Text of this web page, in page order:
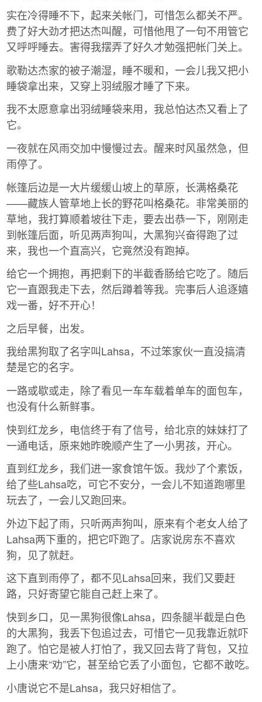
实在冷得睡不下，起来关帐门，可惜怎么都关不严。
费了好大劲才把达杰叫醒，可惜他甩了一句不用管它
又呼呼睡去。害得我摆弄了好久才勉强把帐门关上。
歌勒达杰家的被子潮湿，睡不暖和，一会儿我又把小
睡袋拿出来，又穿上羽绒服才睡了下来。
我不太愿意拿出羽绒睡袋来用，我总怕达杰又看上了
它。
一夜就在风雨交加中慢慢过去。醒来时风虽然急，但
雨停了。
帐篷后边是一大片缓缓山坡上的草原，长满格桑花
——藏族人管草地上长的野花叫格桑花。非常美丽的
草地，我打算顺着坡往下走，要去出恭一下，刚刚走
到帐篷后面，听见两声狗叫，大黑狗兴奋得跑了过
来，我也一个直高兴，它竟然没有跑掉。
给它一个拥抱，再把剩下的半截香肠给它吃了。随后
它一直跟我走下去，然后蹲着等我。完事后人追逐嬉
戏一番，好不开心！
之后早餐，出发。
我给黑狗取了名字叫Lahsa，不过笨家伙一直没搞清
楚是它的名字。
一路或歇或走，除了看见一车车载着单车的面包车，
也没有什么新鲜事。
快到红龙乡，电信终于有了信号，给北京的妹妹打了
一通电话，原来她昨晚顺产生了一小男孩，开心。
直到红龙乡，我们进一家食馆午饭。我炒了个素饭，
给了些Lahsa吃，可它不安分，一会儿不知道跑哪里
玩去了，一会儿又跑回来。
外边下起了雨，只听两声狗叫，原来有个老女人给了
Lahsa两下重的，把它吓跑了。店家说房东不喜欢
狗，见了就赶。
这下直到雨停了，都不见Lahsa回来，我们又要赶
路，只好寄望它能自己赶上来了。
快到乡口，见一黑狗很像Lahsa，四条腿半截是白色
的大黑狗，我丢下包追过去，可惜它一见我靠近就吓
跑了。怕它是被人打怕了，我又回去背了背包，又拉
上小唐来“劝”它，甚至给它丢了小面包，它都不敢吃。
小唐说它不是Lahsa，我只好相信了。